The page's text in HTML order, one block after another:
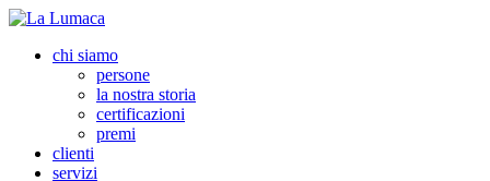
chi siamo
persone
la nostra storia
certificazioni
premi
clienti
servizi